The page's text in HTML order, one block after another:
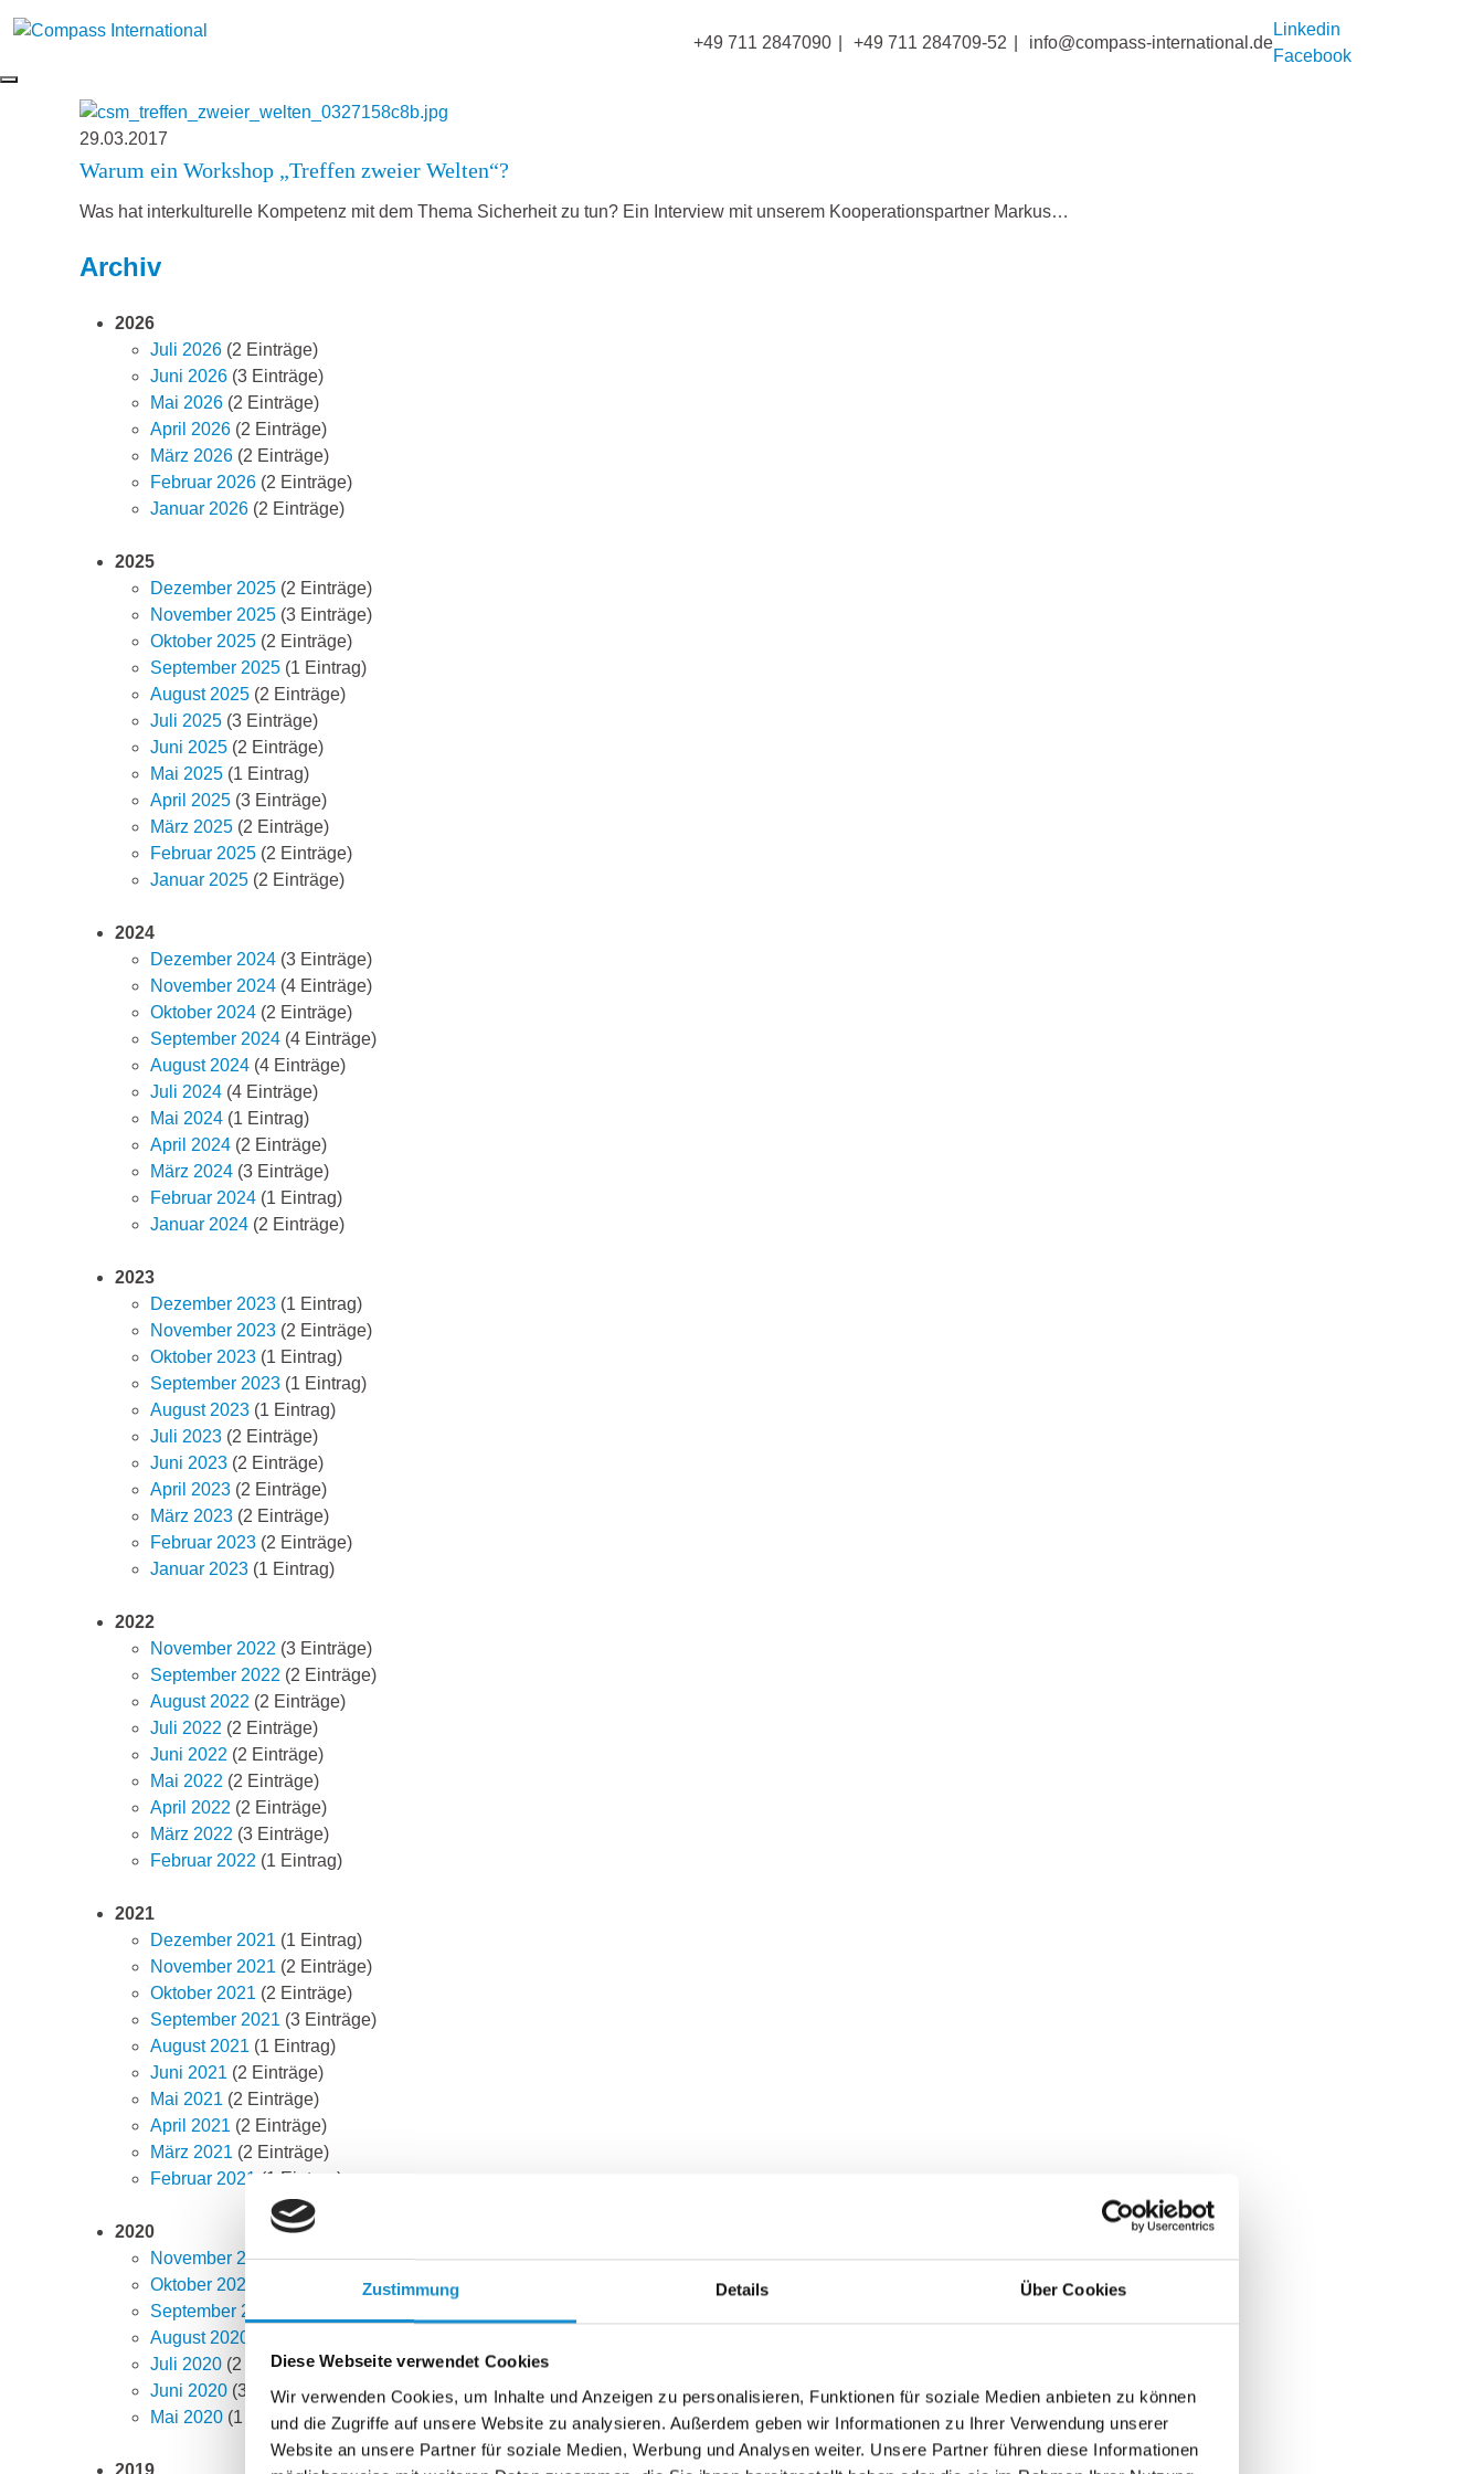
Zustimmung Details Über Cookies
Diese Webseite verwendet Cookies
Wir verwenden Cookies, um Inhalte und Anzeigen zu personalisieren, Funktionen für soziale Medien anbieten zu können
und die Zugriffe auf unsere Website zu analysieren. Außerdem geben wir Informationen zu Ihrer Verwendung unserer
Website an unsere Partner für soziale Medien, Werbung und Analysen weiter. Unsere Partner führen diese Informationen
+49 711 2847090 +49 711 284709-52 info@compass-international.de
Linkedin
Facebook
29.03.2017
Warum ein Workshop „Treffen zweier Welten“?
Was hat interkulturelle Kompetenz mit dem Thema Sicherheit zu tun? Ein Interview mit unserem Kooperationspartner Markus…
Archiv
2026
Juli 2026 (2 Einträge)
Juni 2026 (3 Einträge)
Mai 2026 (2 Einträge)
April 2026 (2 Einträge)
März 2026 (2 Einträge)
Februar 2026 (2 Einträge)
Januar 2026 (2 Einträge)
2025
Dezember 2025 (2 Einträge)
November 2025 (3 Einträge)
Oktober 2025 (2 Einträge)
September 2025 (1 Eintrag)
August 2025 (2 Einträge)
Juli 2025 (3 Einträge)
Juni 2025 (2 Einträge)
Mai 2025 (1 Eintrag)
April 2025 (3 Einträge)
März 2025 (2 Einträge)
Februar 2025 (2 Einträge)
Januar 2025 (2 Einträge)
2024
Dezember 2024 (3 Einträge)
November 2024 (4 Einträge)
Oktober 2024 (2 Einträge)
September 2024 (4 Einträge)
August 2024 (4 Einträge)
Juli 2024 (4 Einträge)
Mai 2024 (1 Eintrag)
April 2024 (2 Einträge)
März 2024 (3 Einträge)
Februar 2024 (1 Eintrag)
Januar 2024 (2 Einträge)
2023
Dezember 2023 (1 Eintrag)
November 2023 (2 Einträge)
Oktober 2023 (1 Eintrag)
September 2023 (1 Eintrag)
August 2023 (1 Eintrag)
Juli 2023 (2 Einträge)
Juni 2023 (2 Einträge)
April 2023 (2 Einträge)
März 2023 (2 Einträge)
Februar 2023 (2 Einträge)
Januar 2023 (1 Eintrag)
2022
November 2022 (3 Einträge)
September 2022 (2 Einträge)
August 2022 (2 Einträge)
Juli 2022 (2 Einträge)
Juni 2022 (2 Einträge)
Mai 2022 (2 Einträge)
April 2022 (2 Einträge)
März 2022 (3 Einträge)
Februar 2022 (1 Eintrag)
2021
Dezember 2021 (1 Eintrag)
November 2021 (2 Einträge)
Oktober 2021 (2 Einträge)
September 2021 (3 Einträge)
August 2021 (1 Eintrag)
Juni 2021 (2 Einträge)
Mai 2021 (2 Einträge)
April 2021 (2 Einträge)
März 2021 (2 Einträge)
Februar 2021 (1 Eintrag)
2020
November 2020(2 Einträge)
Oktober 2020
September 2020
August 2020
Juli 2020 (2 Einträge)
Juni 2020 (3 Einträge)
Mai 2020 (1 Eintrag)
2019